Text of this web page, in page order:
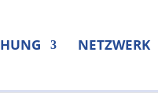
NETZWERK